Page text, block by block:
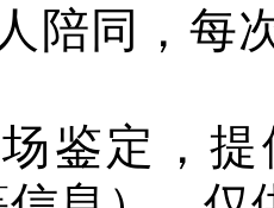
陪同，每
鉴定，